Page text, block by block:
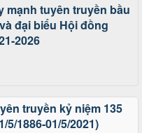
mạnh tuyên truyền bầu
đại biểu Hội đồng
2026
truyền kỷ niệm 135
1886-01/5/2021)